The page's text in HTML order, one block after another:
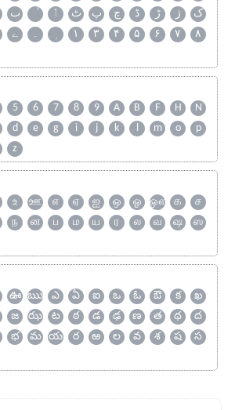
ٮ
ٲ ٹ پ چ ڈ ڑ ژ
ک
ے ۔ ۱ ۳ ۴ ۵ ۶ ۷
۸
5 6 7 8 9 A B F H
N
d e g i j k l m o
p
z
உ ஊ எ ஏ ஐ ஒ ஓ ஔ க
ச
ந ன ப ம ய ர ல வ ஷ
ஸ
ఊ ఋ ఎ ఏ ఐ ఒ ఓ ఔ క
ఖ
జ ఝ ట ఠ డ ఢ ణ త థ
ద
భ మ య ర ఱ ల వ శ ష
స